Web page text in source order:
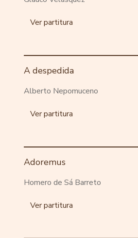
Ver partitura
A despedida
Alberto Nepomuceno
Ver partitura
Adoremus
Homero de Sá Barreto
Ver partitura